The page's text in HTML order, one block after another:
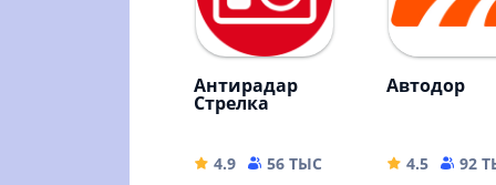
Антирадар
Стрелка
4.9 56 ТЫС
15.68 MB
Автодор
4.5 92